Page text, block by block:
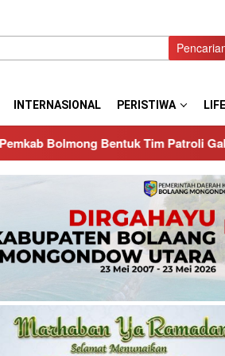
INTERNASIONAL PERISTIWA
Patroli Gabungan Pencegaham